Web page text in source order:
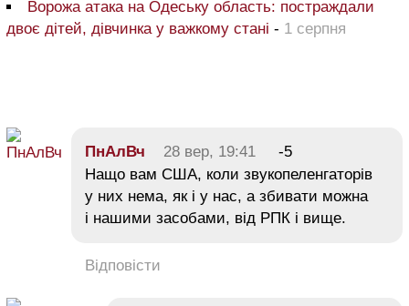
Ворожа атака на Одеську область: постраждали
двоє дітей, дівчинка у важкому стані - 1 серпня
ПнАлВч 28 вер, 19:41
-5
Нащо вам США, коли звукопеленгаторів
у них нема, як і у нас, а збивати можна
і нашими засобами, від РПК і вище.
Відповісти